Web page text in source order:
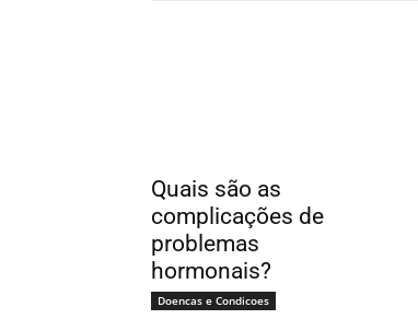
Quais são as
complicações de
problemas
hormonais?
Doencas e Condicoes